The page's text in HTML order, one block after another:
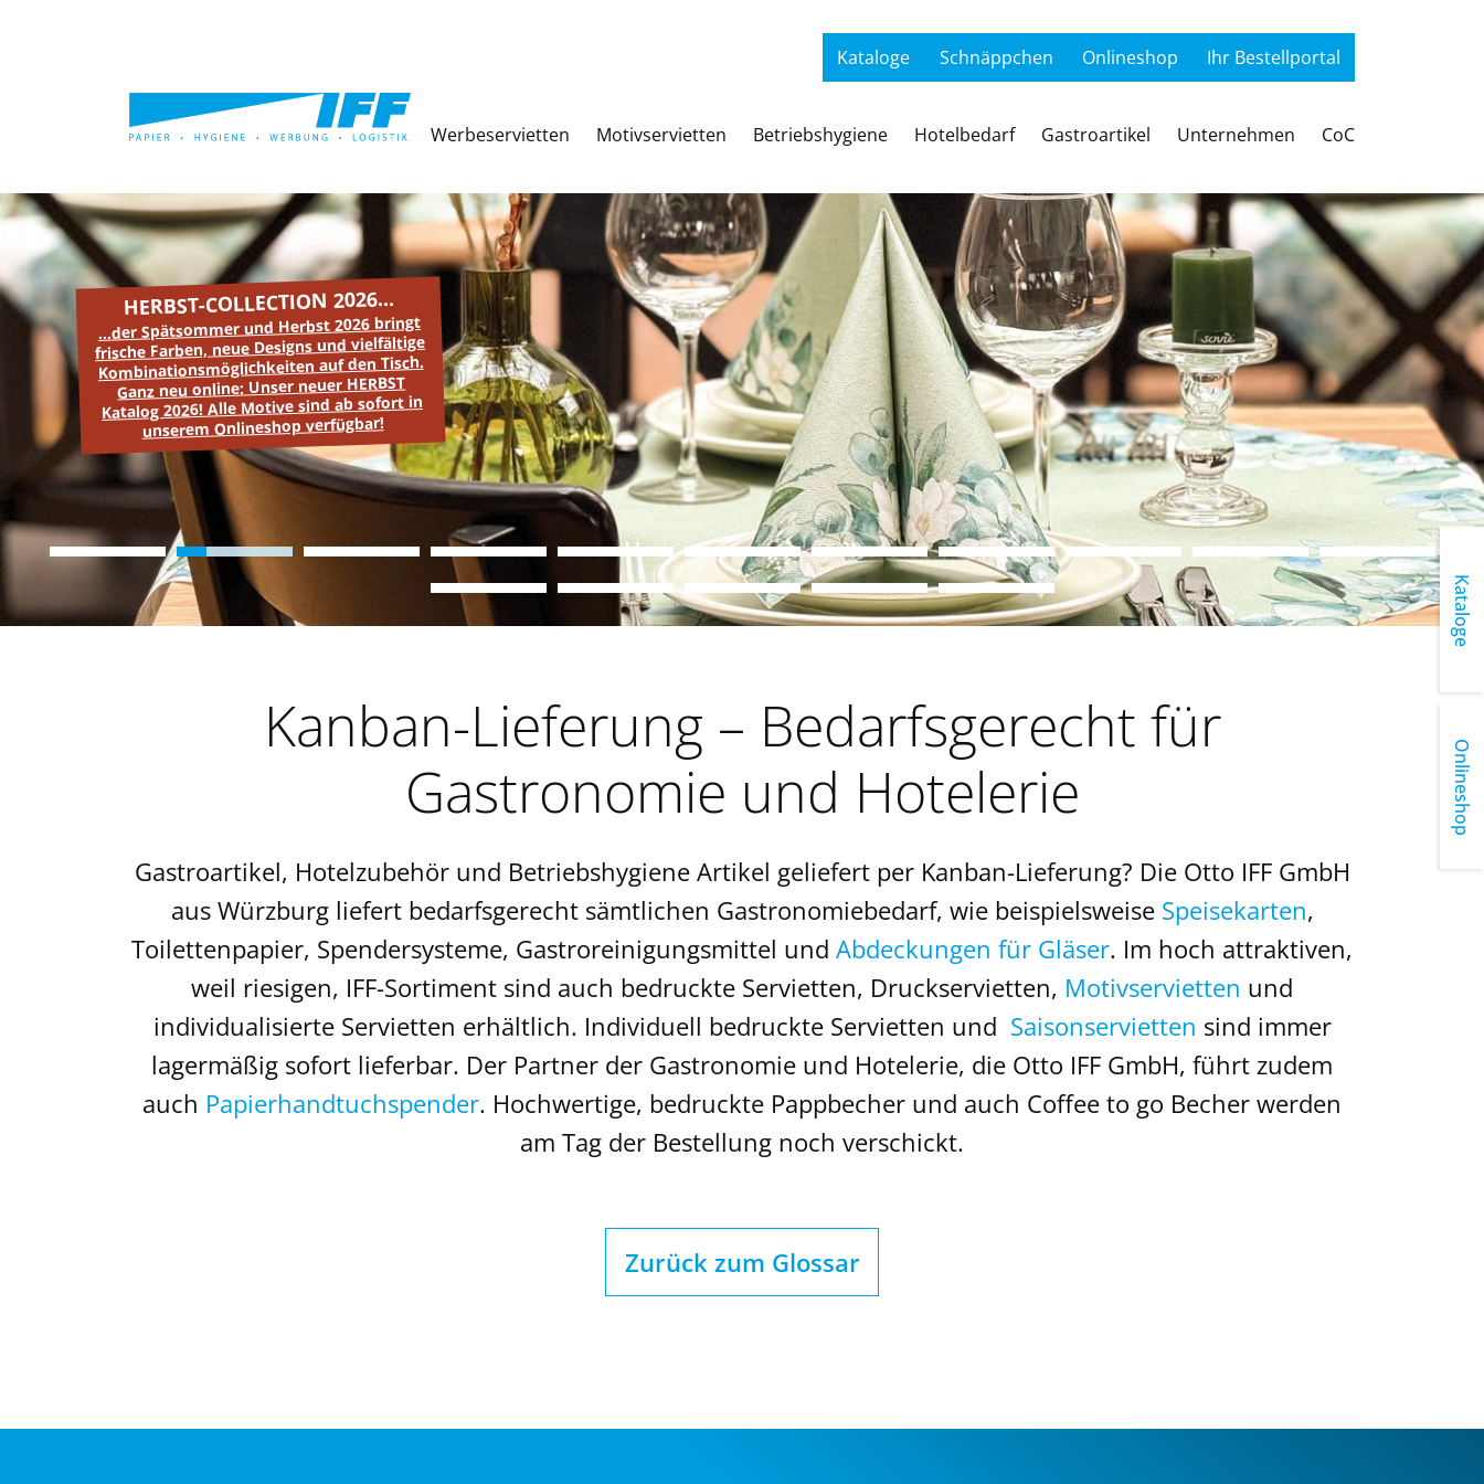
Kataloge Schnäppchen Onlineshop Ihr Bestellportal
Werbeservietten Motivservietten Betriebshygiene Hotelbedarf Gastroartikel Unternehmen CoC
Werbeservietten
Motivservietten
Betriebshygiene
Hotelbedarf
Gastrobedarf
HERBST-COLLECTION 2026...
...der Spätsommer und Herbst 2026 bringt
frische Farben, neue Designs und vielfältige
Kombinationsmöglichkeiten auf den Tisch.
Ganz neu online: Unser neuer HERBST
Katalog 2026! Alle Motive sind ab sofort in
unserem Onlineshop verfügbar!
Kanban-Lieferung – Bedarfsgerecht für
Gastronomie und Hotelerie
Gastroartikel, Hotelzubehör und Betriebshygiene Artikel geliefert per Kanban-Lieferung? Die Otto IFF GmbH
aus Würzburg liefert bedarfsgerecht sämtlichen Gastronomiebedarf, wie beispielsweise Speisekarten,
Toilettenpapier, Spendersysteme, Gastroreinigungsmittel und Abdeckungen für Gläser. Im hoch attraktiven,
weil riesigen, IFF-Sortiment sind auch bedruckte Servietten, Druckservietten, Motivservietten und
individualisierte Servietten erhältlich. Individuell bedruckte Servietten und Saisonservietten sind immer
lagermäßig sofort lieferbar. Der Partner der Gastronomie und Hotelerie, die Otto IFF GmbH, führt zudem
auch Papierhandtuchspender. Hochwertige, bedruckte Pappbecher und auch Coffee to go Becher werden
am Tag der Bestellung noch verschickt.
Zurück zum Glossar
Onlineshop
Kataloge